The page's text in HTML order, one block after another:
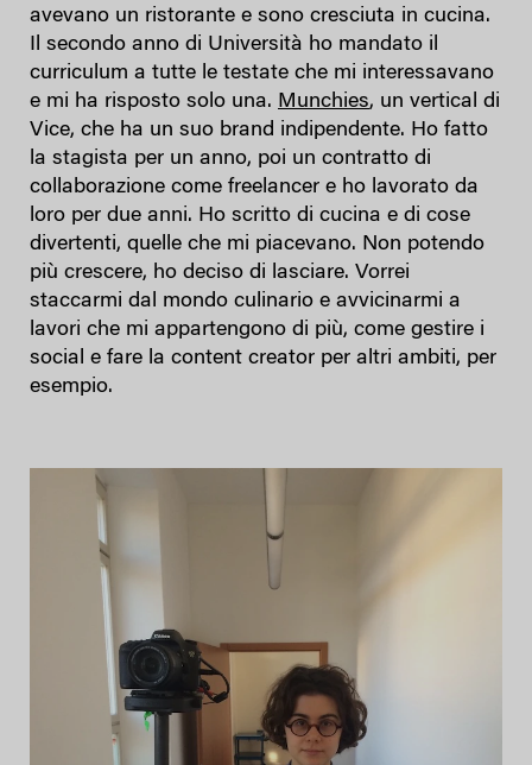
avevano un ristorante e sono cresciuta in cucina.
Il secondo anno di Università ho mandato il
curriculum a tutte le testate che mi interessavano
e mi ha risposto solo una. Munchies, un vertical di
Vice, che ha un suo brand indipendente. Ho fatto
la stagista per un anno, poi un contratto di
collaborazione come freelancer e ho lavorato da
loro per due anni. Ho scritto di cucina e di cose
divertenti, quelle che mi piacevano. Non potendo
più crescere, ho deciso di lasciare. Vorrei
staccarmi dal mondo culinario e avvicinarmi a
lavori che mi appartengono di più, come gestire i
social e fare la content creator per altri ambiti, per
esempio.